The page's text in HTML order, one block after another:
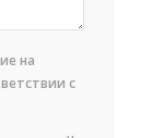
на
с